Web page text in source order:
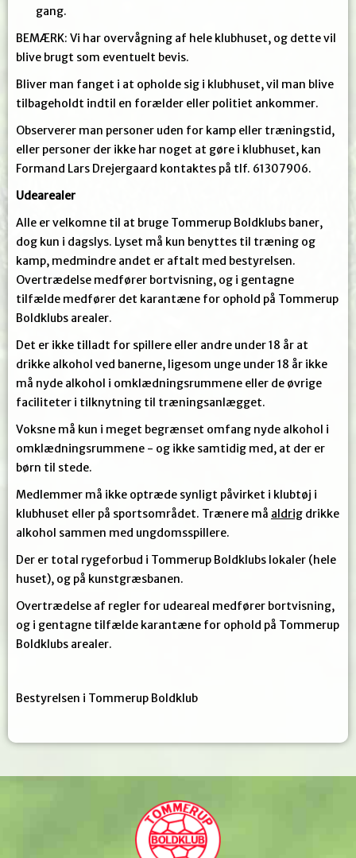
gang.
BEMÆRK: Vi har overvågning af hele klubhuset, og dette vil
blive brugt som eventuelt bevis.
Bliver man fanget i at opholde sig i klubhuset, vil man blive
tilbageholdt indtil en forælder eller politiet ankommer.
Observerer man personer uden for kamp eller træningstid,
eller personer der ikke har noget at gøre i klubhuset, kan
Formand Lars Drejergaard kontaktes på tlf. 61307906.
Udearealer
Alle er velkomne til at bruge Tommerup Boldklubs baner,
dog kun i dagslys. Lyset må kun benyttes til træning og
kamp, medmindre andet er aftalt med bestyrelsen.
Overtrædelse medfører bortvisning, og i gentagne
tilfælde medfører det karantæne for ophold på Tommerup
Boldklubs arealer.
Det er ikke tilladt for spillere eller andre under 18 år at
drikke alkohol ved banerne, ligesom unge under 18 år ikke
må nyde alkohol i omklædningsrummene eller de øvrige
faciliteter i tilknytning til træningsanlægget.
Voksne må kun i meget begrænset omfang nyde alkohol i
omklædningsrummene - og ikke samtidig med, at der er
børn til stede.
Medlemmer må ikke optræde synligt påvirket i klubtøj i
klubhuset eller på sportsområdet. Trænere må aldrig drikke
alkohol sammen med ungdomsspillere.
Der er total rygeforbud i Tommerup Boldklubs lokaler (hele
huset), og på kunstgræsbanen.
Overtrædelse af regler for udeareal medfører bortvisning,
og i gentagne tilfælde karantæne for ophold på Tommerup
Boldklubs arealer.
Bestyrelsen i Tommerup Boldklub